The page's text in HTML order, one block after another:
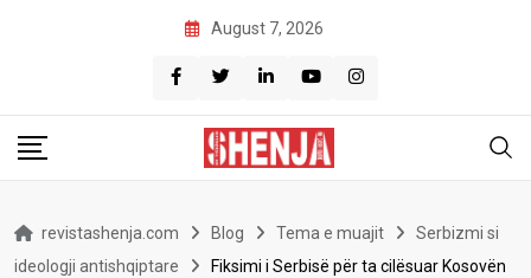
August 7, 2026
revistashenja.com Blog Tema e muajit
Serbizmi si
ideologji antishqiptare
Fiksimi i Serbisë për ta cilësuar Kosovën